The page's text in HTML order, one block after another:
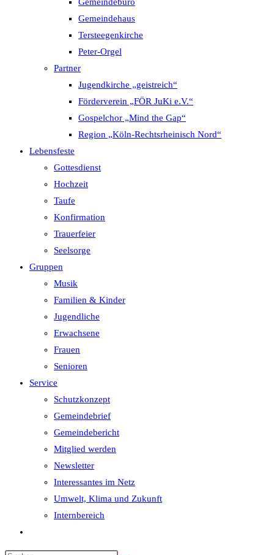
Gemeindehaus
Tersteegenkirche
Peter-Orgel
Partner
Jugendkirche „geistreich“
Förderverein „FÖR JuKi e.V.“
Gospelchor „Mind the Gap“
Region „Köln-Rechtsrheinisch Nord“
Lebensfeste
Gottesdienst
Hochzeit
Taufe
Konfirmation
Trauerfeier
Seelsorge
Gruppen
Musik
Familien & Kinder
Jugendliche
Erwachsene
Frauen
Senioren
Service
Schutzkonzept
Gemeindebrief
Gemeindebericht
Mitglied werden
Newsletter
Interessantes im Netz
Umwelt, Klima und Zukunft
Internbereich